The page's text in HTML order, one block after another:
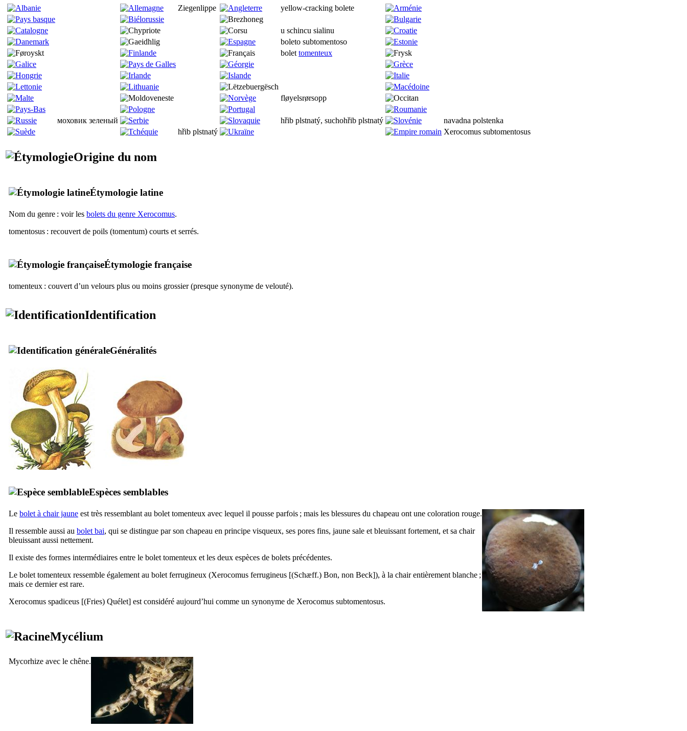
Ziegenlippe yellow-cracking bolete
u schincu sialinu
boleto subtomentoso
bolet tomenteux
fløyelsrørsopp
моховик зеленый hřib plstnatý, suchohřib plstnatý
navadna polstenka
hřib plstnatý
Xerocomus subtomentosus
Origine du nom
Étymologie latine
Nom du genre : voir les bolets du genre Xerocomus.
tomentosus : recouvert de poils (tomentum) courts et serrés.
Étymologie française
tomenteux : couvert d’un velours plus ou moins grossier (presque synonyme de velouté).
Identification
Généralités
Espèces semblables
Le bolet à chair jaune est très ressemblant au bolet tomenteux avec lequel il pousse parfois ; mais les blessures du chapeau ont une coloration rouge.
Il ressemble aussi au bolet bai, qui se distingue par son chapeau en principe visqueux, ses pores fins, jaune sale et bleuissant fortement, et sa chair
bleuissant aussi nettement.
Il existe des formes intermédiaires entre le bolet tomenteux et les deux espèces de bolets précédentes.
Le bolet tomenteux ressemble également au bolet ferrugineux (Xerocomus ferrugineus [(Schæff.) Bon, non Beck]), à la chair entièrement blanche ;
mais ce dernier est rare.
Xerocomus spadiceus [(Fries) Quélet] est considéré aujourd’hui comme un synonyme de Xerocomus subtomentosus.
Mycélium
Mycorhize avec le chêne.